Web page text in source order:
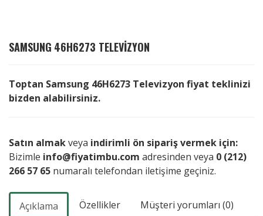
SAMSUNG 46H6273 TELEVIZYON
Toptan Samsung 46H6273 Televizyon fiyat teklinizi
bizden alabilirsiniz.
Satın almakveya indirimli ön sipariş vermek için:
Bizimle info@fiyatimbu.com adresinden veya 0 (212)
266 57 65 numaralı telefondan iletişime geçiniz.
Açıklama Özellikler Müşteri yorumları (0)